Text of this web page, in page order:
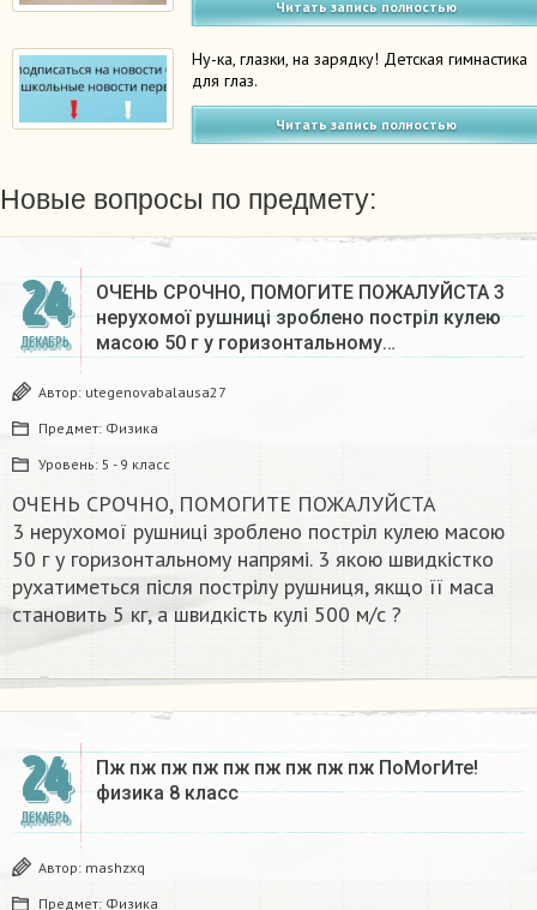
Читать запись полностью
Ну-ка, глазки, на зарядку! Детская гимнастика
для глаз.
Читать запись полностью
Новые вопросы по предмету:
24
ДЕКАБРЬ
ОЧЕНЬ СРОЧНО, ПОМОГИТЕ ПОЖАЛУЙСТА 3
нерухомої рушниці зроблено постріл кулею
масою 50 г у горизонтальному…
Автор: utegenovabalausa27
Предмет: Физика
Уровень: 5 - 9 класс
ОЧЕНЬ СРОЧНО, ПОМОГИТЕ ПОЖАЛУЙСТА
3 нерухомої рушниці зроблено постріл кулею масою
50 г у горизонтальному напрямі. 3 якою швидкістко
рухатиметься після пострілу рушниця, якщо її маса
становить 5 кг, а швидкість кулі 500 м/с ?​
24
ДЕКАБРЬ
Пж пж пж пж пж пж пж пж пж ПоМогИте!
физика 8 класс​
Автор: mashzxq
Предмет: Физика